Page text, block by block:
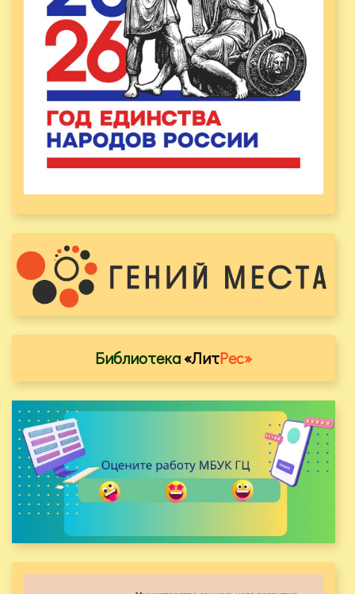
Библиотека«ЛитРес»